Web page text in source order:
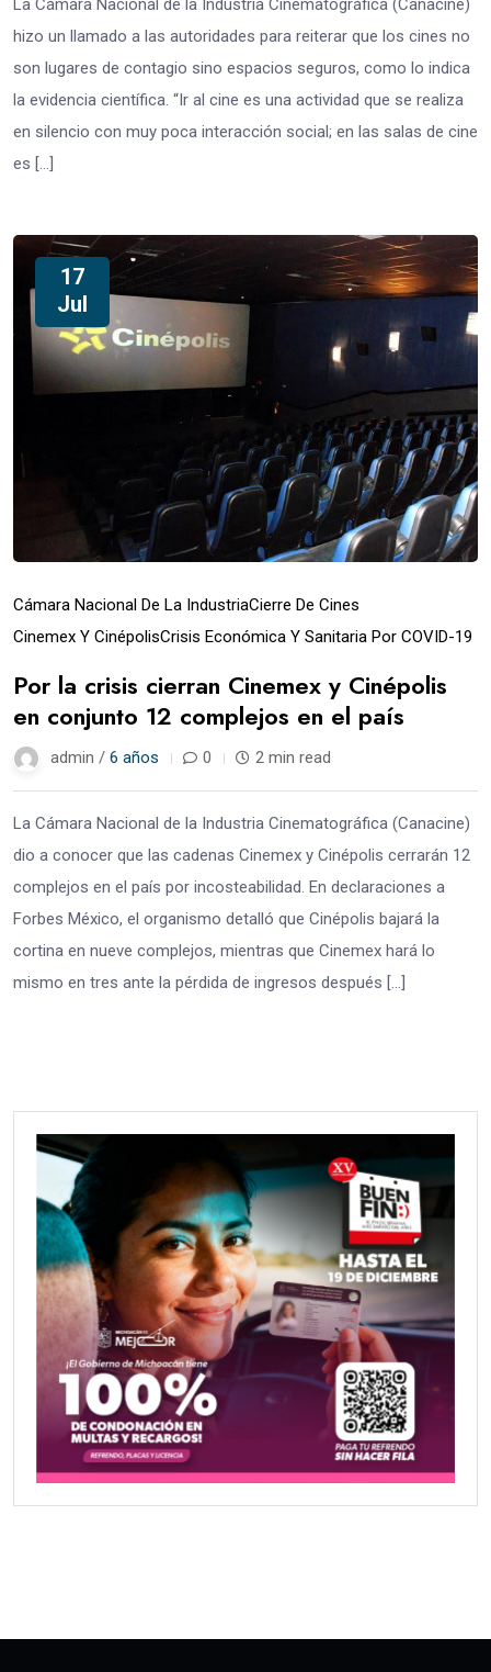
La Cámara Nacional de la Industria Cinematográfica (Canacine)
hizo un llamado a las autoridades para reiterar que los cines no
son lugares de contagio sino espacios seguros, como lo indica
la evidencia científica. “Ir al cine es una actividad que se realiza
en silencio con muy poca interacción social; en las salas de cine
es […]
17
Jul
Cámara Nacional De La IndustriaCierre De Cines
Cinemex Y CinépolisCrisis Económica Y Sanitaria Por COVID-19
Por la crisis cierran Cinemex y Cinépolis
en conjunto 12 complejos en el país
admin / 6 años 0 2 min read
La Cámara Nacional de la Industria Cinematográfica (Canacine)
dio a conocer que las cadenas Cinemex y Cinépolis cerrarán 12
complejos en el país por incosteabilidad. En declaraciones a
Forbes México, el organismo detalló que Cinépolis bajará la
cortina en nueve complejos, mientras que Cinemex hará lo
mismo en tres ante la pérdida de ingresos después […]